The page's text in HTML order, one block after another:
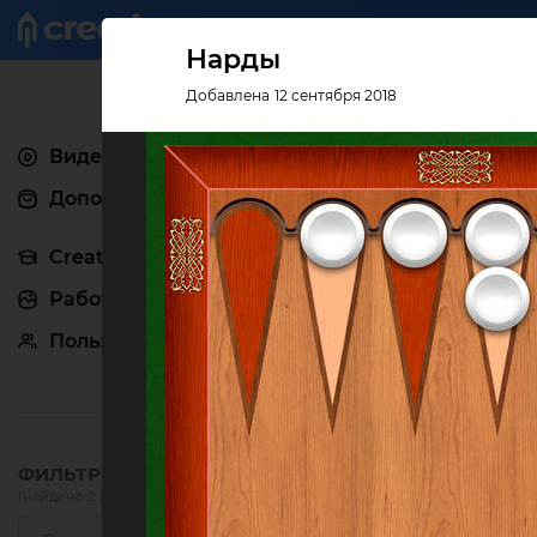
Видеоуроки
Дополнения
Creativo Pro
Работы
Пользователи
ФИЛЬТРЫ:
Нарды
Добавлена 12 сентября 2018